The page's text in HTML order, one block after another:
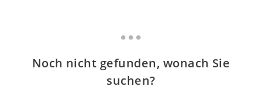
Noch nicht gefunden, wonach Sie
suchen?